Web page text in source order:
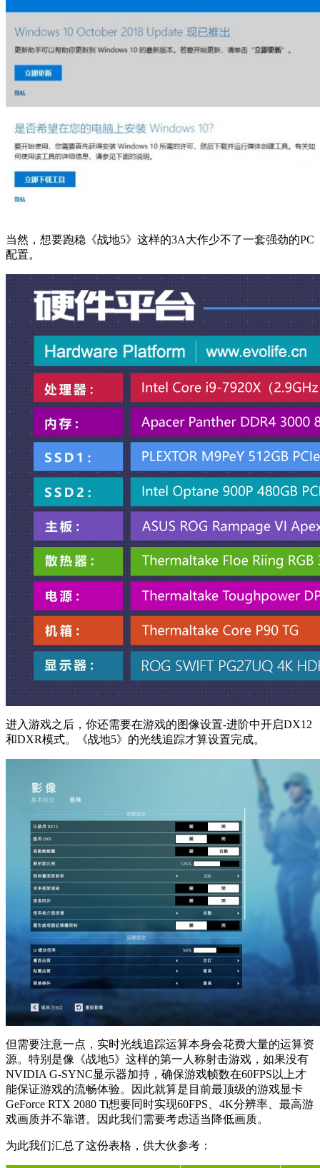
当然，想要跑稳《战地5》这样的3A大作少不了一套强劲的PC
配置。
进入游戏之后，你还需要在游戏的图像设置-进阶中开启DX12
和DXR模式。《战地5》的光线追踪才算设置完成。
但需要注意一点，实时光线追踪运算本身会花费大量的运算资
源。特别是像《战地5》这样的第一人称射击游戏，如果没有
NVIDIA G-SYNC显示器加持，确保游戏帧数在60FPS以上才
能保证游戏的流畅体验。因此就算是目前最顶级的游戏显卡
GeForce RTX 2080 Ti想要同时实现60FPS、4K分辨率、最高游
戏画质并不靠谱。因此我们需要考虑适当降低画质。
为此我们汇总了这份表格，供大伙参考：